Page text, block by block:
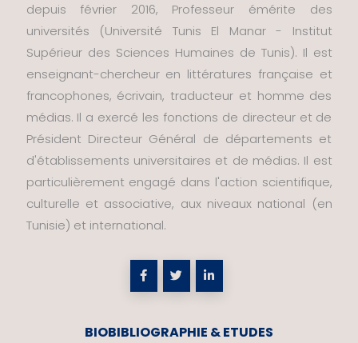
depuis février 2016, Professeur émérite des
universités (Université Tunis El Manar - Institut
Supérieur des Sciences Humaines de Tunis). Il est
enseignant-chercheur en littératures française et
francophones, écrivain, traducteur et homme des
médias. Il a exercé les fonctions de directeur et de
Président Directeur Général de départements et
d'établissements universitaires et de médias. Il est
particulièrement engagé dans l'action scientifique,
culturelle et associative, aux niveaux national (en
Tunisie) et international.
BIOBIBLIOGRAPHIE & ETUDES